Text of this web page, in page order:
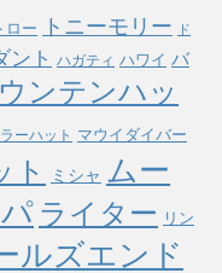
ロー トニーモリー ド
ント ハガティ ハワイ バ
ンテンハッ
ーハット マウイダイバー
ト ミシャ ムー
ライター リン
ルズエンド